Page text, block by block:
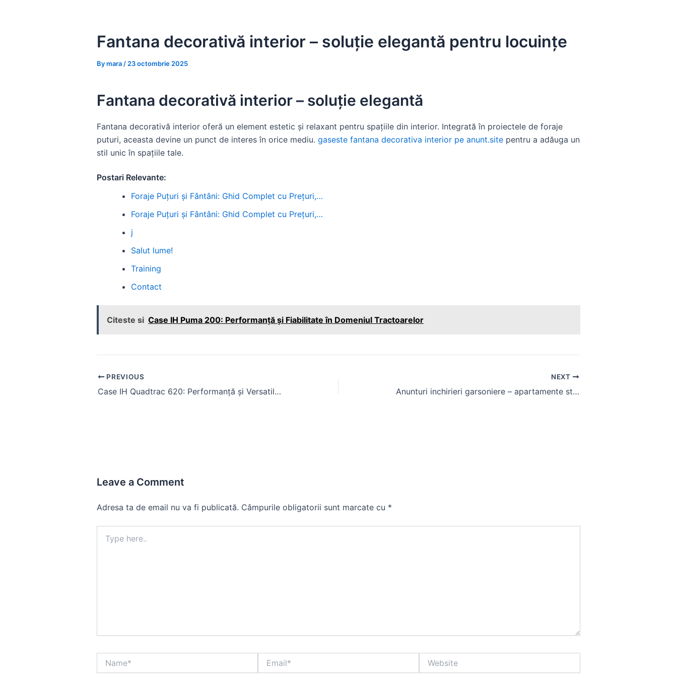
Fantana decorativă interior – soluție elegantă pentru locuințe
Bymara / 23 octombrie 2025
Fantana decorativă interior – soluție elegantă
Fantana decorativă interior oferă un element estetic și relaxant pentru spațiile din interior. Integrată în proiectele de foraje
puturi, aceasta devine un punct de interes în orice mediu. gaseste fantana decorativa interior pe anunt.site pentru a adăuga un
stil unic în spațiile tale.
Postari Relevante:
Foraje Puțuri și Fântâni: Ghid Complet cu Prețuri,…
Foraje Puțuri și Fântâni: Ghid Complet cu Prețuri,…
j
Salut lume!
Training
Contact
Citeste si Case IH Puma 200: Performanță și Fiabilitate în Domeniul Tractoarelor
Post
navigation
PREVIOUS
Case IH Quadtrac 620: Performanță și Versatilitate în Domeniul Tractoarelor
NEXT
Anunturi inchirieri garsoniere – apartamente studiouri
Leave a Comment
Adresa ta de email nu va fi publicată. Câmpurile obligatorii sunt marcate cu *
here..